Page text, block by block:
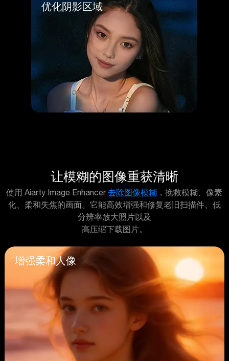
优化阴影区域
让模糊的图像重获清晰
使用 Aiarty Image Enhancer去除图像模糊 ，挽救模糊、像素
化、柔和失焦的画面。它能高效增强和修复老旧扫描件、低
分辨率放大照片以及
高压缩下载图片。
增强柔和人像